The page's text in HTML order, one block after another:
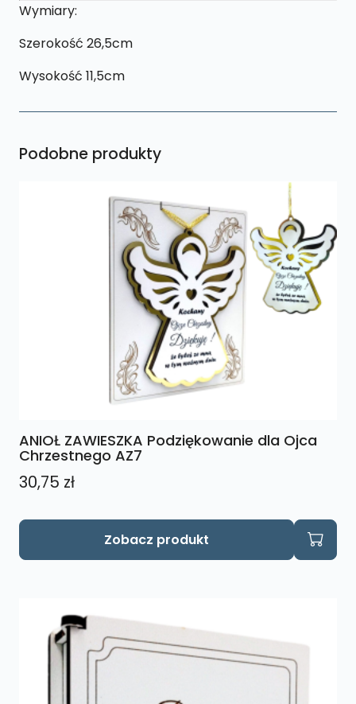
Wymiary:
Szerokość 26,5cm
Wysokość 11,5cm
Podobne produkty
ANIOŁ ZAWIESZKA Podziękowanie dla Ojca
Chrzestnego AZ7
30,75 zł
Zobacz produkt